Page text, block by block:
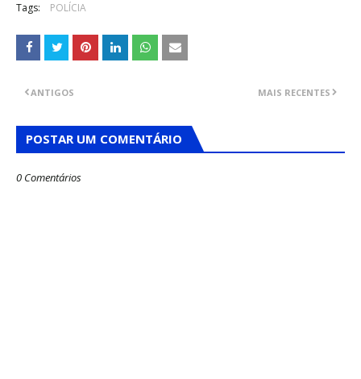
Tags: POLÍCIA
MAIS RECENTES
ANTIGOS
POSTAR UM COMENTÁRIO
0 Comentários